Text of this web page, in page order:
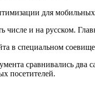
для
числе и на русском.
в специальном
сравнивались два
посетителей.